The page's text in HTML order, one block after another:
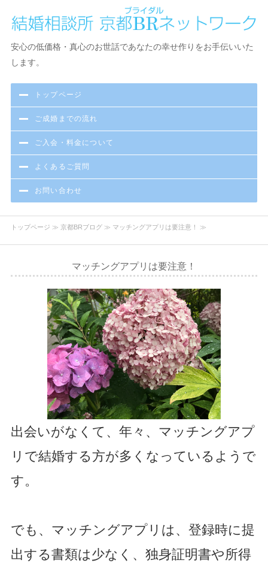
京都で結婚相談・お見合い・出会いなら京都BR（ブライダル）ネ
安心の低価格・真心のお世話であなたの幸せ作りをお手伝いいた
します。
トップページ
ご成婚までの流れ
ご入会・料金について
よくあるご質問
お問い合わせ
トップページ ≫ 京都BRブログ≫ マッチングアプリは要注意！ ≫
マッチングアプリは要注意！
出会いがなくて、年々、マッチングアプ
リで結婚する方が多くなっているようで
す。
でも、マッチングアプリは、登録時に提
出する書類は少なく、独身証明書や所得